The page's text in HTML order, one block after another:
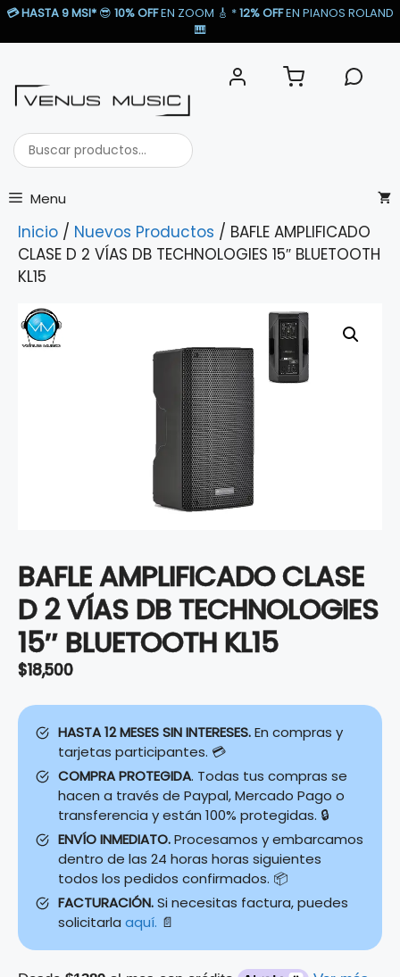
Saltar
💳HASTA 9 MSI* 😎 10% OFFEN ZOOM 🎸​ *12% OFFEN PIANOS ROLAND
🎹​
Buscar
productos...
Menu
Inicio / Nuevos Productos / BAFLE AMPLIFICADO
CLASE D 2 VÍAS DB TECHNOLOGIES 15″ BLUETOOTH
KL15
BAFLE AMPLIFICADO CLASE
D 2 VÍAS DB TECHNOLOGIES
15″ BLUETOOTH KL15
$18,500
HASTA 12 MESES SIN INTERESES.En compras y
tarjetas participantes. 💳
COMPRA PROTEGIDA. Todas tus compras se
hacen a través de Paypal, Mercado Pago o
transferencia y están 100% protegidas. 🔒
ENVÍO INMEDIATO.Procesamos y embarcamos
dentro de las 24 horas horas siguientes
todos los pedidos confirmados. 📦
FACTURACIÓN.Si necesitas factura, puedes
solicitarla aquí. 📄